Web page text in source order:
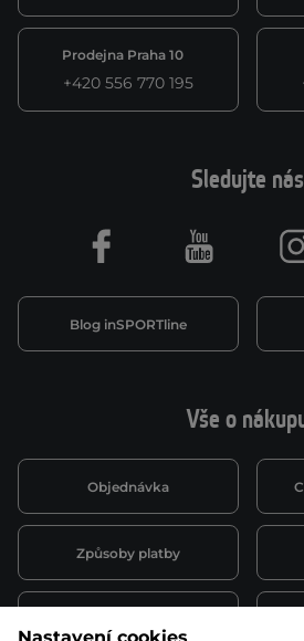
Prodejna Praha 10
+420 556 770 195
Vše o
Objednávka
Způsoby platby
Sledujte nás
Blog inSPORTline
Facebook Youtube